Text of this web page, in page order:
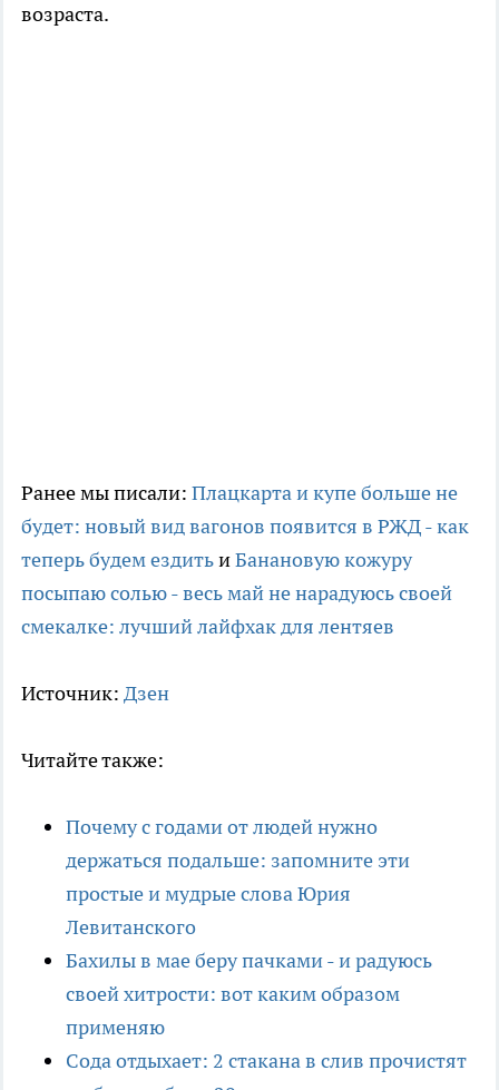
возраста.
Ранее мы писали: Плацкарта и купе больше не
будет: новый вид вагонов появится в РЖД - как
теперь будем ездитьиБанановую кожуру
посыпаю солью - весь май не нарадуюсь своей
смекалке: лучший лайфхак для лентяев
Источник: Дзен
Читайте также:
Почему с годами от людей нужно
держаться подальше: запомните эти
простые и мудрые слова Юрия
Левитанского
Бахилы в мае беру пачками - и радуюсь
своей хитрости: вот каким образом
применяю
Сода отдыхает: 2 стакана в слив прочистят